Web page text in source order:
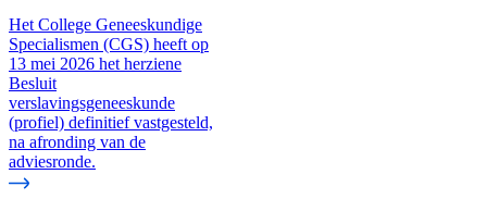
Het College Geneeskundige
Specialismen (CGS) heeft op
13 mei 2026 het herziene
Besluit
verslavingsgeneeskunde
(profiel) definitief vastgesteld,
na afronding van de
adviesronde.